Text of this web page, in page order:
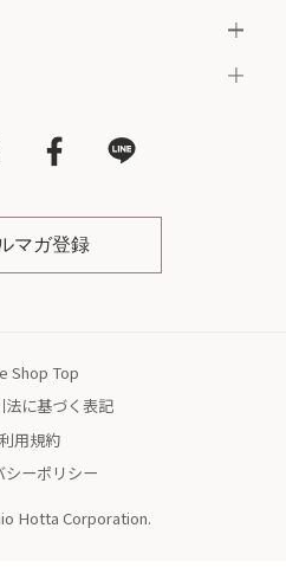
マガ登録
Shop Top
法に基づく表記
用規約
シーポリシー
Hotta Corporation.